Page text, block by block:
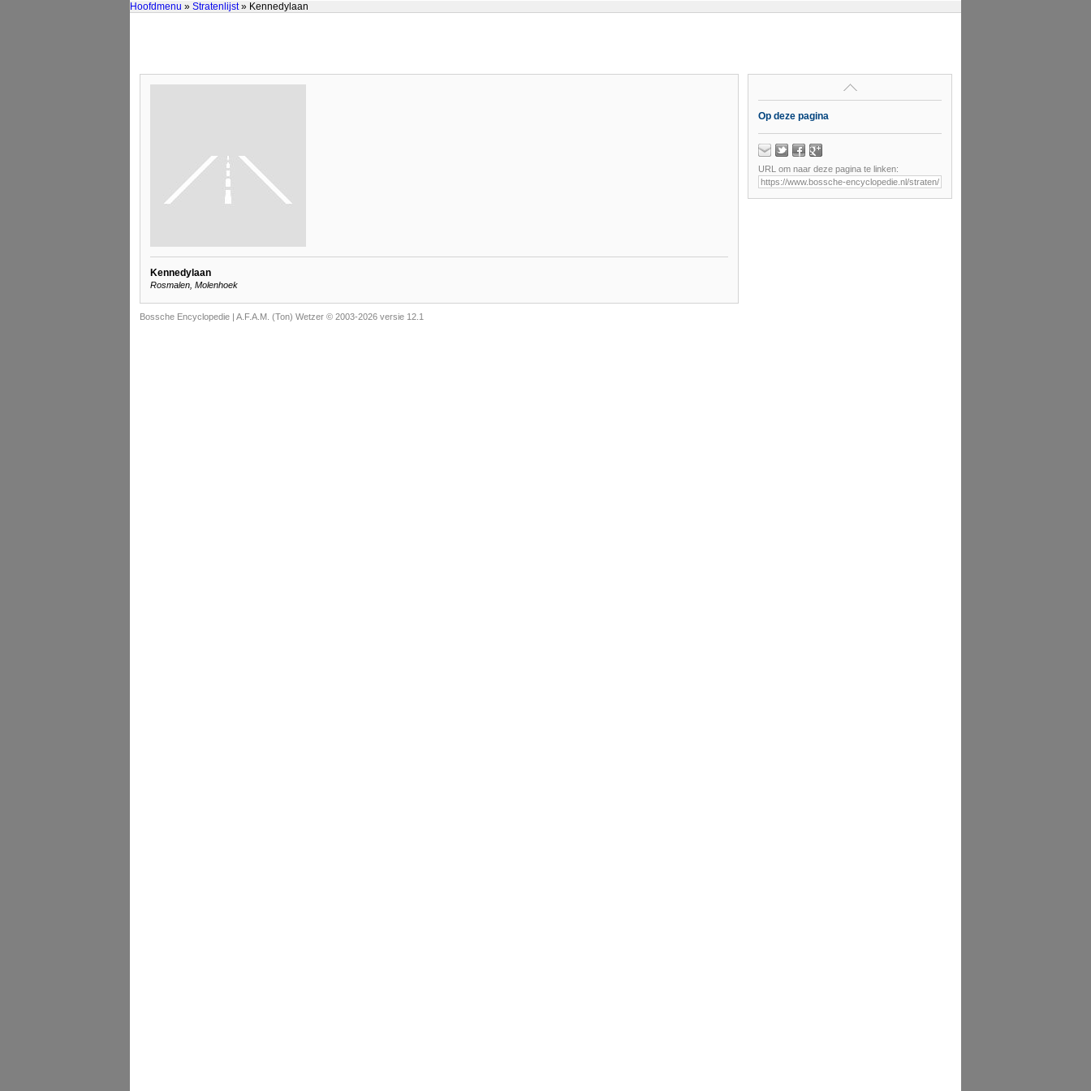
Hoofdmenu » Stratenlijst» Kennedylaan
Kennedylaan
Rosmalen, Molenhoek
Op deze pagina
URL om naar deze pagina te linken:
Bossche Encyclopedie | A.F.A.M. (Ton) Wetzer © 2003-2026 versie 12.1